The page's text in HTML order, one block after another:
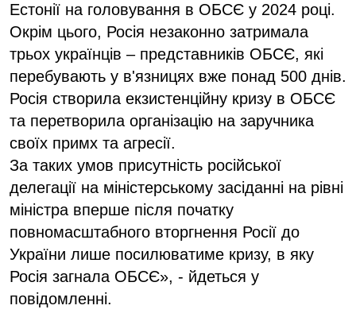
Естонії на головування в ОБСЄ у 2024 році.
Окрім цього, Росія незаконно затримала
трьох українців – представників ОБСЄ, які
перебувають у в'язницях вже понад 500 днів.
Росія створила екзистенційну кризу в ОБСЄ
та перетворила організацію на заручника
своїх примх та агресії.
За таких умов присутність російської
делегації на міністерському засіданні на рівні
міністра вперше після початку
повномасштабного вторгнення Росії до
України лише посилюватиме кризу, в яку
Росія загнала ОБСЄ», - йдеться у
повідомленні.